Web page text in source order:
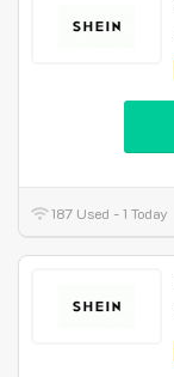
187 Used - 1 Today